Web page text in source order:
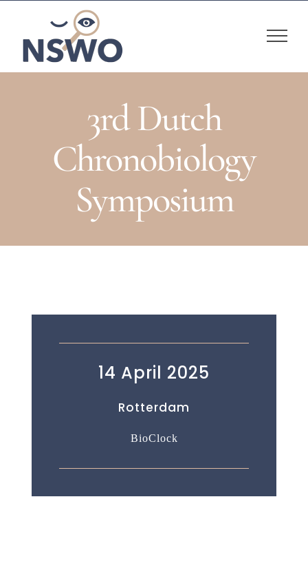
content
3rd Dutch
Chronobiology
Symposium
14 April 2025
Rotterdam
BioClock